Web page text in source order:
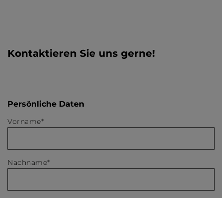
Kontaktieren Sie uns gerne!
Persönliche Daten
Vorname*
Nachname*